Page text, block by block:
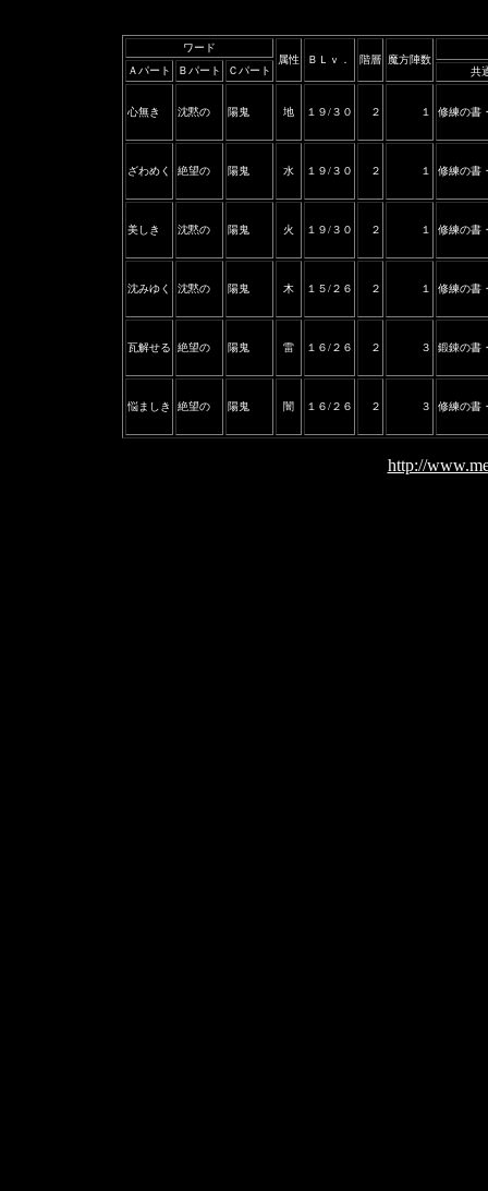
ワード
属性
ＢＬｖ． 階層
魔方陣数
Ａパート
Ｂパート Ｃパート 共
心無き 沈黙の 陽鬼 地 １９/３０ ２ １ 修練の書
ざわめく 絶望の 陽鬼 水 １９/３０ ２ １ 修練の書
美しき 沈黙の 陽鬼 火 １９/３０ ２ １ 修練の書
沈みゆく 沈黙の 陽鬼 木 １５/２６ ２ １ 修練の書
瓦解せる 絶望の 陽鬼 雷 １６/２６ ２ ３ 鍛錬の書
悩ましき 絶望の 陽鬼 闇 １６/２６ ２ ３ 修練の書
http://